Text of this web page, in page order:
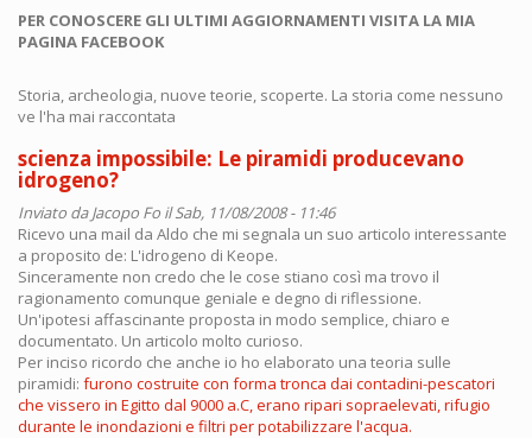
PER CONOSCERE GLI ULTIMI AGGIORNAMENTI VISITA LA MIA
PAGINA FACEBOOK
Storia, archeologia, nuove teorie, scoperte. La storia come nessuno
ve l'ha mai raccontata
scienza impossibile: Le piramidi producevano
idrogeno?
Inviato daJacopo Fo il Sab, 11/08/2008 - 11:46
Ricevo una mail da Aldo che mi segnala un suo articolo interessante
a proposito de: L'idrogeno di Keope.
Sinceramente non credo che le cose stiano così ma trovo il
ragionamento comunque geniale e degno di riflessione.
Un'ipotesi affascinante proposta in modo semplice, chiaro e
documentato. Un articolo molto curioso.
Per inciso ricordo che anche io ho elaborato una teoria sulle
piramidi: furono costruite con forma tronca dai contadini-pescatori
che vissero in Egitto dal 9000 a.C, erano ripari sopraelevati, rifugio
durante le inondazioni e filtri per potabilizzare l'acqua.